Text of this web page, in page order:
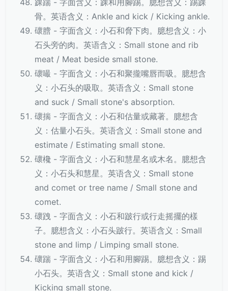
踝踹 - 字面含义：踝和用腳踢。臆想含义：踢踝
骨。英语含义：Ankle and kick / Kicking ankle.
䃶膪 - 字面含义：小石和脅下肉。臆想含义：小
石头旁的肉。英语含义：Small stone and rib
meat / Meat beside small stone.
䃶嘬 - 字面含义：小石和聚攏嘴唇而吸。臆想含
义：小石头的吸取。英语含义：Small stone
and suck / Small stone's absorption.
䃶揣 - 字面含义：小石和估量或藏著。臆想含
义：估量小石头。英语含义：Small stone and
estimate / Estimating small stone.
䃶欃 - 字面含义：小石和慧星名或木名。臆想含
义：小石头和慧星。英语含义：Small stone
and comet or tree name / Small stone and
comet.
䃶跩 - 字面含义：小石和跛行或行走摇擺的樣
子。臆想含义：小石头跛行。英语含义：Small
stone and limp / Limping small stone.
䃶踹 - 字面含义：小石和用腳踢。臆想含义：踢
小石头。英语含义：Small stone and kick /
Kicking small stone.